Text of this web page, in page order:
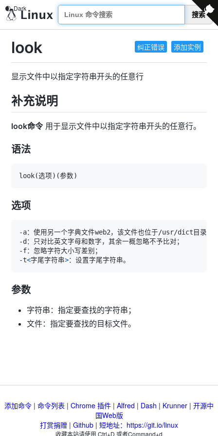
搜索
纠正错误 添加实例
look
显示文件中以指定字符串开头的任意行
补充说明
look命令用于显示文件中以指定字符串开头的任意行。
语法
look(选项) (参数)
选项
-t<字尾字符串>
参数
字符串：指定要查找的字符串；
文件：指定要查找的目标文件。
添加命令 | 命令列表 | Chrome 插件 | Alfred | Dash | Krunner | 开源中
国Web版
打赏捐赠 | Github | 短地址：https://git.io/linux
收藏本站请使用 Ctrl+D 或者Command+d